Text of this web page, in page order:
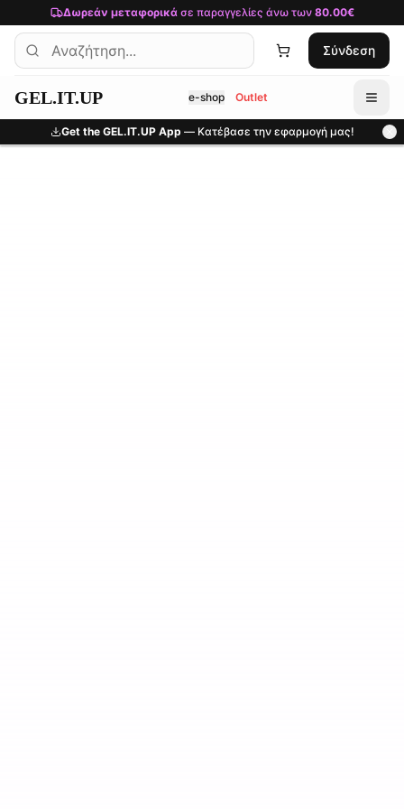
Μετάβαση στο κύριο περιεχόμενο
Δωρεάν μεταφορικάσε παραγγελίες άνω των 80.00€
Σύνδεση
GEL.IT.UP e-shop Outlet
Get the GEL.IT.UP App — Κατέβασε την εφαρμογή μας!